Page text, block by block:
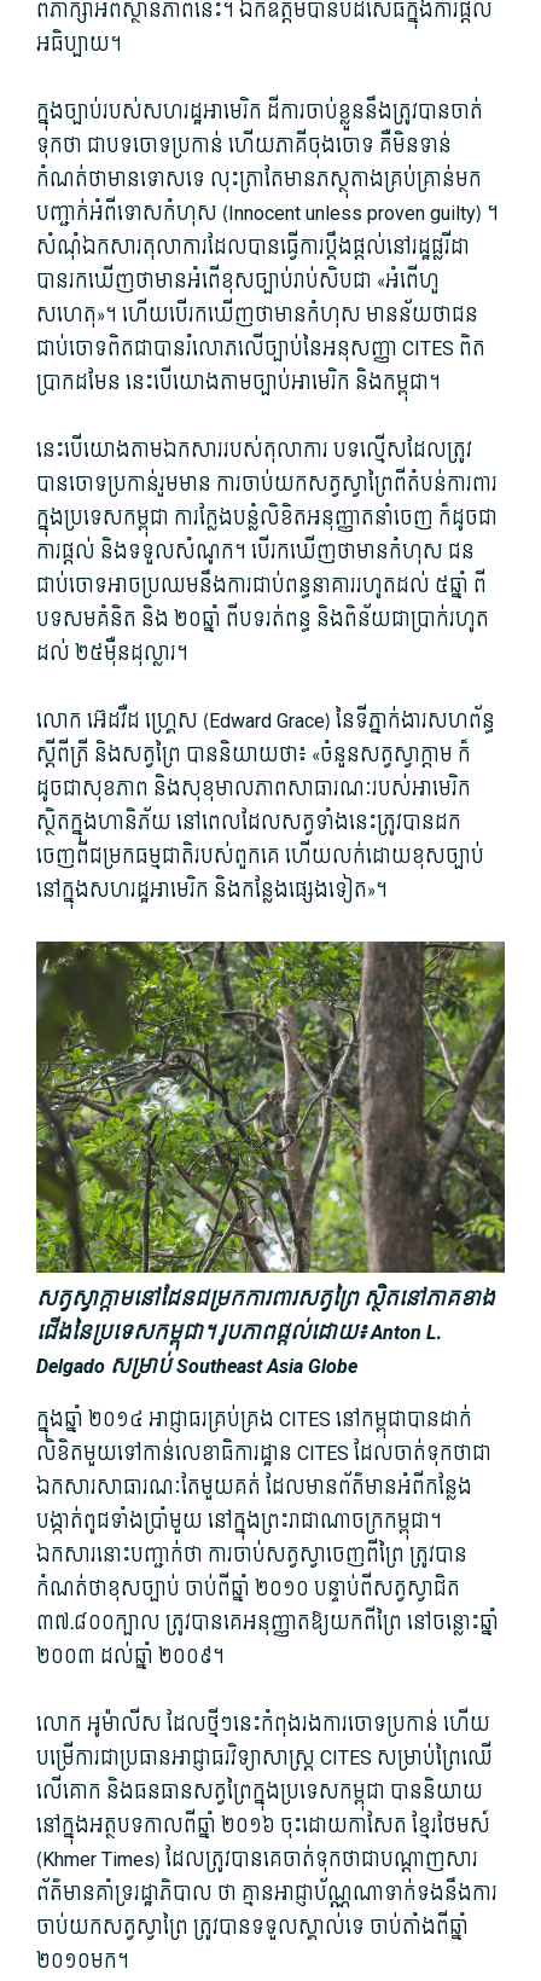
ពិភាក្សាអំពីស្ថានភាពនេះ។ ឯកឧត្តមបាន​បដិសេធក្នុងការផ្តល់
អធិប្បាយ។
ក្នុងច្បាប់របស់សហរដ្ឋអាមេរិក ដីការចាប់ខ្លួននឹងត្រូវបានចាត់
ទុកថា ជាបទចោទប្រកាន់ ហើយភាគីចុងចោទ គឺមិនទាន់
កំណត់ថាមានទោសទេ លុះត្រាតែមានភស្ថុតាងគ្រប់គ្រាន់មក
បញ្ជាក់អំពីទោសកំហុស (Innocent unless proven guilty) ។
សំណុំឯកសារ​តុលាការ​ដែល​បានធ្វើការប្តឹងផ្តល់នៅរដ្ឋផ្លរីដា
បានរកឃើញថាមាន​អំពើ​ខុស​ច្បាប់​រាប់​សិបជា «អំពើ​ហួ
សហេតុ»។ ហើយបើ​រក​ឃើញ​ថា​មានកំហុស មានន័យថាជន​
ជាប់​ចោទ​ពិតជាបាន​រំលោភ​លើ​ច្បាប់នៃអនុសញ្ញា CITES ពិត
ប្រាកដមែន នេះបើយោង​តាម​ច្បាប់​អាមេរិក និង​កម្ពុជា។
នេះបើយោងតាមឯកសាររបស់តុលាការ​ បទល្មើសដែលត្រូវ
បានចោទប្រកាន់រួមមាន ការចាប់យកសត្វស្វាព្រៃពីតំបន់ការពារ
ក្នុងប្រទេសកម្ពុជា ការក្លែងបន្លំលិខិតអនុញ្ញាតនាំចេញ ក៏ដូចជា
ការផ្តល់ និងទទួលសំណូក។ បើ​រក​ឃើញ​ថា​មាន​កំហុស ជន​
ជាប់​ចោទ​អាច​ប្រឈម​នឹង​ការ​ជាប់​ពន្ធនាគារ​រហូត​ដល់ ៥​ឆ្នាំ ​ពី​
បទ​សមគំនិត និង​ ២០​ឆ្នាំ​ ពី​បទ​រត់ពន្ធ និង​ពិន័យ​ជា​ប្រាក់​រហូត​
ដល់​ ២៥​ម៉ឺន​ដុល្លារ។
លោក អ៊េដវឺដ ហ្គ្រេស (Edward Grace) នៃទីភ្នាក់ងារសហព័ន្ធ
ស្តីពីត្រី និងសត្វព្រៃ បាននិយាយថា៖ «ចំនួនសត្វស្វាក្តាម ក៏
ដូចជាសុខភាព និងសុខុមាលភាពសាធារណៈរបស់អាមេរិក
ស្ថិតក្នុងហានិភ័យ នៅពេលដែលសត្វទាំងនេះត្រូវបានដក
ចេញពីជម្រកធម្មជាតិរបស់ពួកគេ ហើយលក់ដោយខុសច្បាប់
នៅក្នុងសហរដ្ឋអាមេរិក និងកន្លែងផ្សេងទៀត»។
សត្វស្វាក្តាមនៅដែនជម្រកការពារសត្វព្រៃ ស្ថិតនៅភាគខាង
ជើងនៃប្រទេសកម្ពុជា។ រូបភាពផ្តល់ដោយ៖ Anton L.
Delgado សម្រាប់ Southeast Asia Globe
ក្នុងឆ្នាំ ២០១៤ អាជ្ញាធរគ្រប់គ្រង CITES នៅកម្ពុជាបានដាក់
លិខិតមួយទៅកាន់លេខាធិការដ្ឋាន CITES ដែលចាត់ទុកថាជា
ឯកសារសាធារណៈតែមួយគត់ ដែលមានព័ត៌មានអំពីកន្លែង
បង្កាត់ពូជទាំងប្រាំមួយ នៅក្នុងព្រះរាជាណាចក្រកម្ពុជា។
ឯកសារនោះ​បញ្ជាក់​ថា ការ​ចាប់​សត្វ​ស្វា​ចេញពីព្រៃ​ ត្រូវ​បាន​
កំណត់ថាខុសច្បាប់ ចាប់ពីឆ្នាំ ២០១០ បន្ទាប់​ពី​​សត្វ​ស្វា​ជិត
៣៧.៨០០ក្បាល ​ត្រូវ​បាន​គេអនុញ្ញាត​ឱ្យ​យក​ពី​ព្រៃ​ នៅចន្លោះ​ឆ្នាំ
២០០៣ ដល់​ឆ្នាំ ២០០៩។
លោក អូម៉ាលីស ដែលថ្មីៗនេះកំពុងរងការចោទប្រកាន់ ហើយ
បម្រើការជាប្រធានអាជ្ញាធរវិទ្យាសាស្ត្រ CITES សម្រាប់ព្រៃឈើ
លើគោក និងធនធានសត្វព្រៃក្នុងប្រទេសកម្ពុជា បាននិយាយ
នៅក្នុងអត្ថបទកាលពីឆ្នាំ ២០១៦ ចុះដោយកាសែត ខ្មែរថែមស៍
(Khmer Times) ដែលត្រូវបានគេចាត់ទុកថាជាបណ្តាញសារ
ព័ត៌មានគាំទ្ររដ្ឋាភិបាល ថា គ្មានអាជ្ញាប័ណ្ណណាទាក់ទងនឹងការ
ចាប់យកសត្វស្វាព្រៃ ត្រូវបានទទួលស្គាល់ទេ ចាប់តាំងពីឆ្នាំ
២០១០មក។